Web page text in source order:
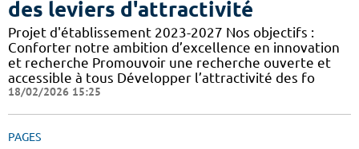
des leviers d'attractivité
Projet d'établissement 2023-2027 Nos objectifs :
Conforter notre ambition d’excellence en innovation
et recherche Promouvoir une recherche ouverte et
accessible à tous Développer l’attractivité des fo
18/02/2026 15:25
PAGES